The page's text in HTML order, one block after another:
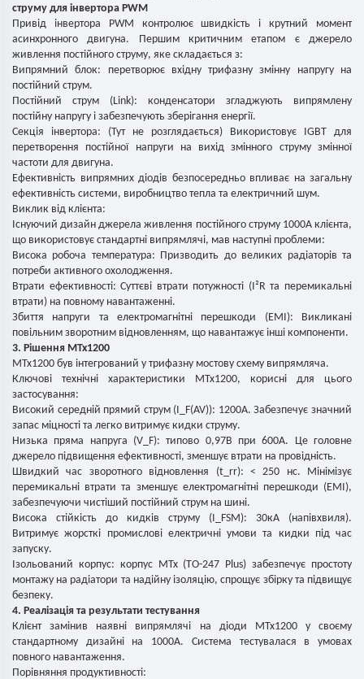
струму для інвертора PWM
Привід інвертора PWM контролює швидкість і крутний момент
асинхронного двигуна. Першим критичним етапом є джерело
живлення постійного струму, яке складається з:
Випрямний блок: перетворює вхідну трифазну змінну напругу на
постійний струм.
Постійний струм (Link): конденсатори згладжують випрямлену
постійну напругу і забезпечують зберігання енергії.
Секція інвертора: (Тут не розглядається) Використовує IGBT для
перетворення постійної напруги на вихід змінного струму змінної
частоти для двигуна.
Ефективність випрямних діодів безпосередньо впливає на загальну
ефективність системи, виробництво тепла та електричний шум.
Виклик від клієнта:
Існуючий дизайн джерела живлення постійного струму 1000А клієнта,
що використовує стандартні випрямлячі, мав наступні проблеми:
Висока робоча температура: Призводить до великих радіаторів та
потреби активного охолодження.
Втрати ефективності: Суттєві втрати потужності (I²R та перемикальні
втрати) на повному навантаженні.
Збиття напруги та електромагнітні перешкоди (EMI): Викликані
повільним зворотним відновленням, що навантажує інші компоненти.
3. Рішення MTx1200
MTx1200 був інтегрований у трифазну мостову схему випрямляча.
Ключові технічні характеристики MTx1200, корисні для цього
застосування:
Високий середній прямий струм (I_F(AV)): 1200А. Забезпечує значний
запас міцності та легко витримує кидки струму.
Низька пряма напруга (V_F): типово 0,97В при 600А. Це головне
джерело підвищення ефективності, зменшує втрати на провідність.
Швидкий час зворотного відновлення (t_rr): < 250 нс. Мінімізує
перемикальні втрати та зменшує електромагнітні перешкоди (EMI),
забезпечуючи чистіший постійний струм на шині.
Висока стійкість до кидків струму (I_FSM): 30кА (напівхвиля).
Витримує жорсткі промислові електричні умови та кидки під час
запуску.
Ізольований корпус: корпус MTx (TO-247 Plus) забезпечує простоту
монтажу на радіатори та надійну ізоляцію, спрощує збірку та підвищує
безпеку.
4. Реалізація та результати тестування
Клієнт замінив наявні випрямлячі на діоди MTx1200 у своєму
стандартному дизайні на 1000А. Система тестувалася в умовах
повного навантаження.
Порівняння продуктивності: